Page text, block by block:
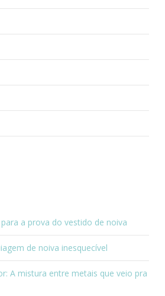
a prova do vestido de noiva
de noiva inesquecível
A mistura entre metais que veio pra